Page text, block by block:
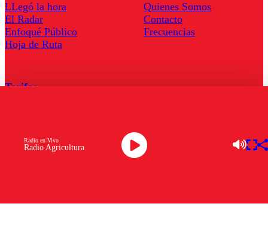
Radio Agricultura
Radio en Vivo
LLegó la hora
El Radar
Enfoqué Público
Hoja de Ruta
Quienes Somos
Contacto
Frecuencias
Tarifas
Descarga la APP